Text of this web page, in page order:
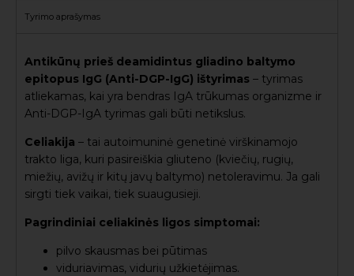
Tyrimo aprašymas
Antikūnų prieš deamidintus gliadino baltymo
epitopus IgG (Anti-DGP-IgG) ištyrimas – tyrimas
atliekamas, kai yra bendras IgA trūkumas organizme ir
Anti-DGP-IgA tyrimas gali būti netikslus.
Celiakija – tai autoimuninė genetinė virškinamojo
trakto liga, kuri pasireiškia gliuteno (kviečių, rugių,
miežių, avižų ir kitų javų baltymo) netoleravimu. Ja gali
sirgti tiek vaikai, tiek suaugusieji.
Pagrindiniai celiakinės ligos simptomai:
pilvo skausmas bei pūtimas
viduriavimas, vidurių užkietėjimas.